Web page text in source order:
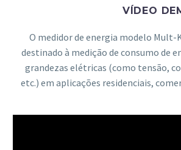
VÍDEO
O medidor de energia modelo
destinado à medição de consumo de
grandezas elétricas (como tensão,
etc.) em aplicações residenciais,